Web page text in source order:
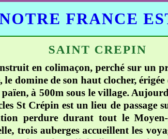
FRANCE
SAINT CREPIN
en colimaçon, perché sur un
domine de son haut clocher,
païen, à 500m sous le village.
St Crépin est un lieu de
perdure durant tout le
trois auberges accueillent les